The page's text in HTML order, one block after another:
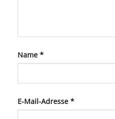
Name *
E-Mail-Adresse *